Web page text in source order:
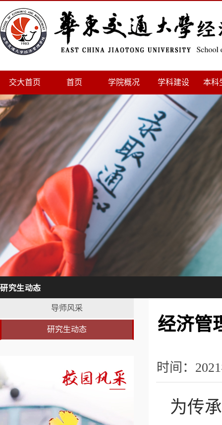
交大首页 首页 学院概况 学科建设 本科
研究生动态
导师风采
研究生动态 经济管
时间：
为传